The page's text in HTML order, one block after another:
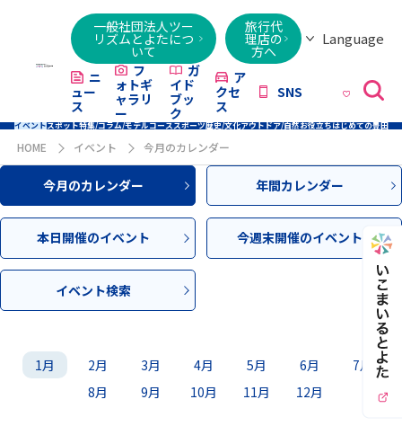
一般社団法人ツー
リズムとよたにつ
いて
旅行代
理店の
方へ
Language
Việt
ニ
ュー
ス
フ
ォトギ
ャラリ
ー
ガ
イド
ブッ
ク
ア
クセ
ス
SNS
イベントスポット特集/コラム/モデルコーススポーツ歴史/文化アウトドア/自然お役立ちはじめての豊田
HOME イベント 今月のカレンダー
今月のカレンダー 年間カレンダー
本日開催のイベント 今週末開催のイベント
イベント検索
1月 2月 3月 4月 5月 6月
7月
8月
9月 10月 11月 12月